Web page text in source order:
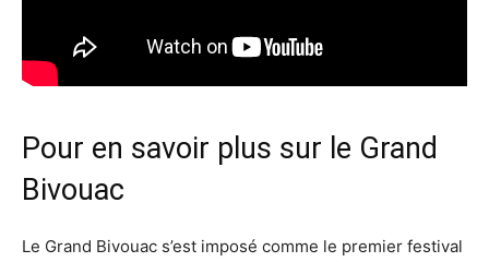
Pour en savoir plus sur le Grand
Bivouac
Le Grand Bivouac s’est imposé comme le premier festival